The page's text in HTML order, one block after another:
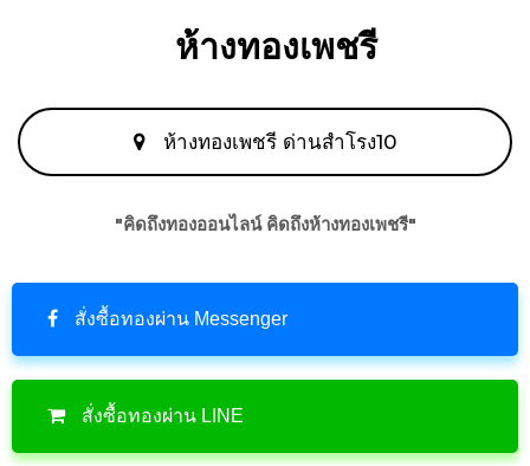
ห้างทองเพชรี
ห้างทองเพชรี ด่านสำโรง10
"คิดถึงทองออนไลน์ คิดถึงห้างทองเพชรี"
สั่งซื้อทองผ่าน Messenger
สั่งซื้อทองผ่าน LINE